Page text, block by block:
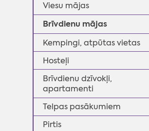
Viesu mājas
Brīvdienu mājas
Kempingi, atpūtas vietas
Hosteļi
Brīvdienu dzīvokļi,
apartamenti
Telpas pasākumiem
Pirtis